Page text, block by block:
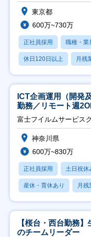
東京都
600万~730万
正社員採用 職種・業
休日120日以上 月残
ICT企画運用（開発
勤務／リモート週
富士フイルムサービス
神奈川県
600万~830万
正社員採用 土日祝休
産休・育休あり 月残
【桜台・西台勤務
のチームリーダー